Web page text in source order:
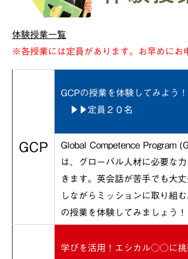
体験授業一覧
※各授業には定員があります。お早めにお
GCP
GCPの授業を体験してみよう！
▶▶定員２０名
Global Competence Program
は、グローバル人材に必要な
きます。英会話が苦手でも大
しながらミッションに取り組
の授業を体験してみましょう！
学びを活用！エシカル○○に挑